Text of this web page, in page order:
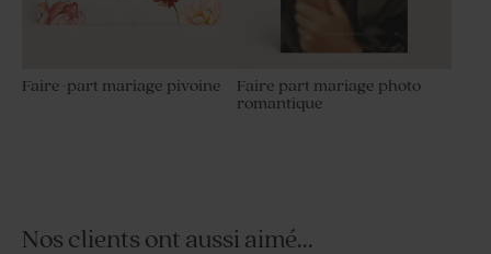
Faire-part mariage pivoine
Faire part mariage photo
romantique
Nos clients ont aussi aimé...